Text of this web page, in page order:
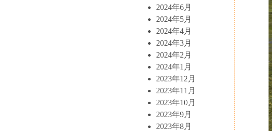
2024年6月
2024年5月
2024年4月
2024年3月
2024年2月
2024年1月
2023年12月
2023年11月
2023年10月
2023年9月
2023年8月